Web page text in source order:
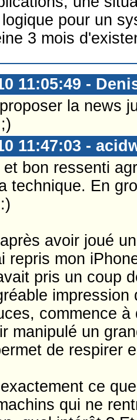
pour un
3 mois
11:05:49 -
la news
11:47:03 -
et bon ressenti
technique. En
avoir joué
repris mon
pris un coup
impression
commence
manipulé un
de respirer
ce
qui ne